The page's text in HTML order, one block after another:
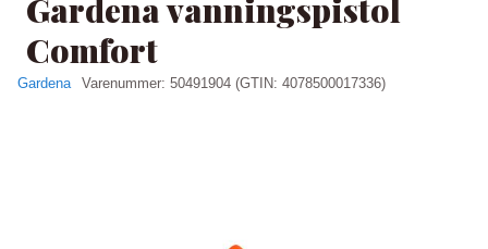
Gardena vanningspistol
Comfort
Gardena Varenummer: 50491904 (GTIN: 4078500017336)